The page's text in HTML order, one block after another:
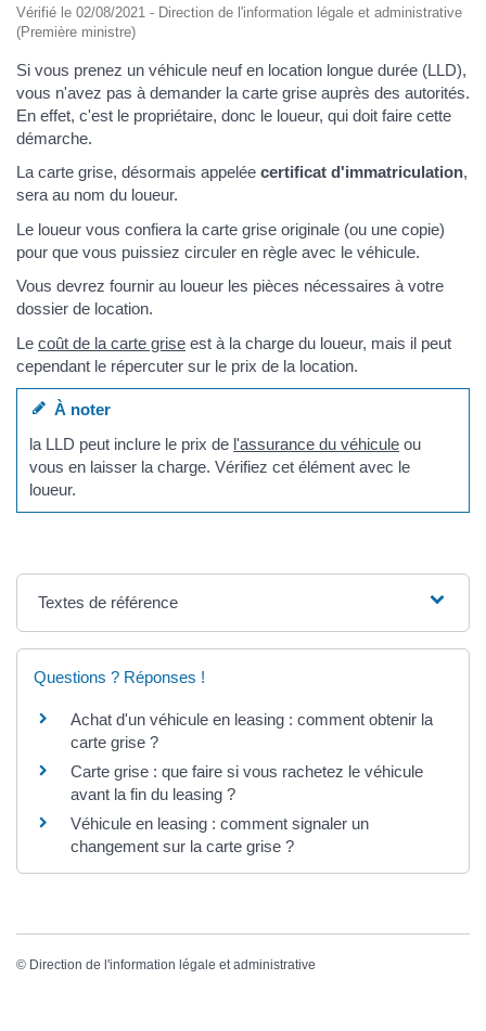
Vérifié le 02/08/2021 - Direction de l'information légale et administrative
(Première ministre)
Si vous prenez un véhicule neuf en location longue durée (LLD),
vous n'avez pas à demander la carte grise auprès des autorités.
En effet, c'est le propriétaire, donc le loueur, qui doit faire cette
démarche.
La carte grise, désormais appelée certificat d'immatriculation,
sera au nom du loueur.
Le loueur vous confiera la carte grise originale (ou une copie)
pour que vous puissiez circuler en règle avec le véhicule.
Vous devrez fournir au loueur les pièces nécessaires à votre
dossier de location.
Le coût de la carte grise est à la charge du loueur, mais il peut
cependant le répercuter sur le prix de la location.
À noter
la LLD peut inclure le prix de l'assurance du véhicule ou
vous en laisser la charge. Vérifiez cet élément avec le
loueur.
Textes de référence
Questions ? Réponses !
Achat d'un véhicule en leasing : comment obtenir la
carte grise ?
Carte grise : que faire si vous rachetez le véhicule
avant la fin du leasing ?
Véhicule en leasing : comment signaler un
changement sur la carte grise ?
© Direction de l'information légale et administrative